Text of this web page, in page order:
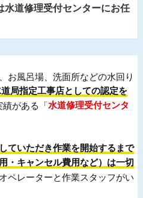
道修理受付センターにお任
お風呂場、洗面所などの水回り
局指定工事店としての認定を
がある「水道修理受付センタ
ていただき作業を開始するまで
・キャンセル費用など）は一切
ペレーターと作業スタッフがい